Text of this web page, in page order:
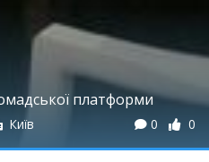
платформи
Київ 0 0